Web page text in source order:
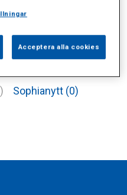
Sophianytt (0)
Acceptera alla cookies